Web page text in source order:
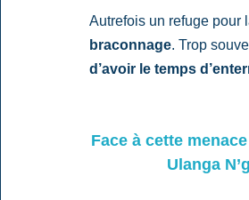
Autrefois un refuge pour
braconnage. Trop
d’avoir le temps
Face à cette
Ulanga